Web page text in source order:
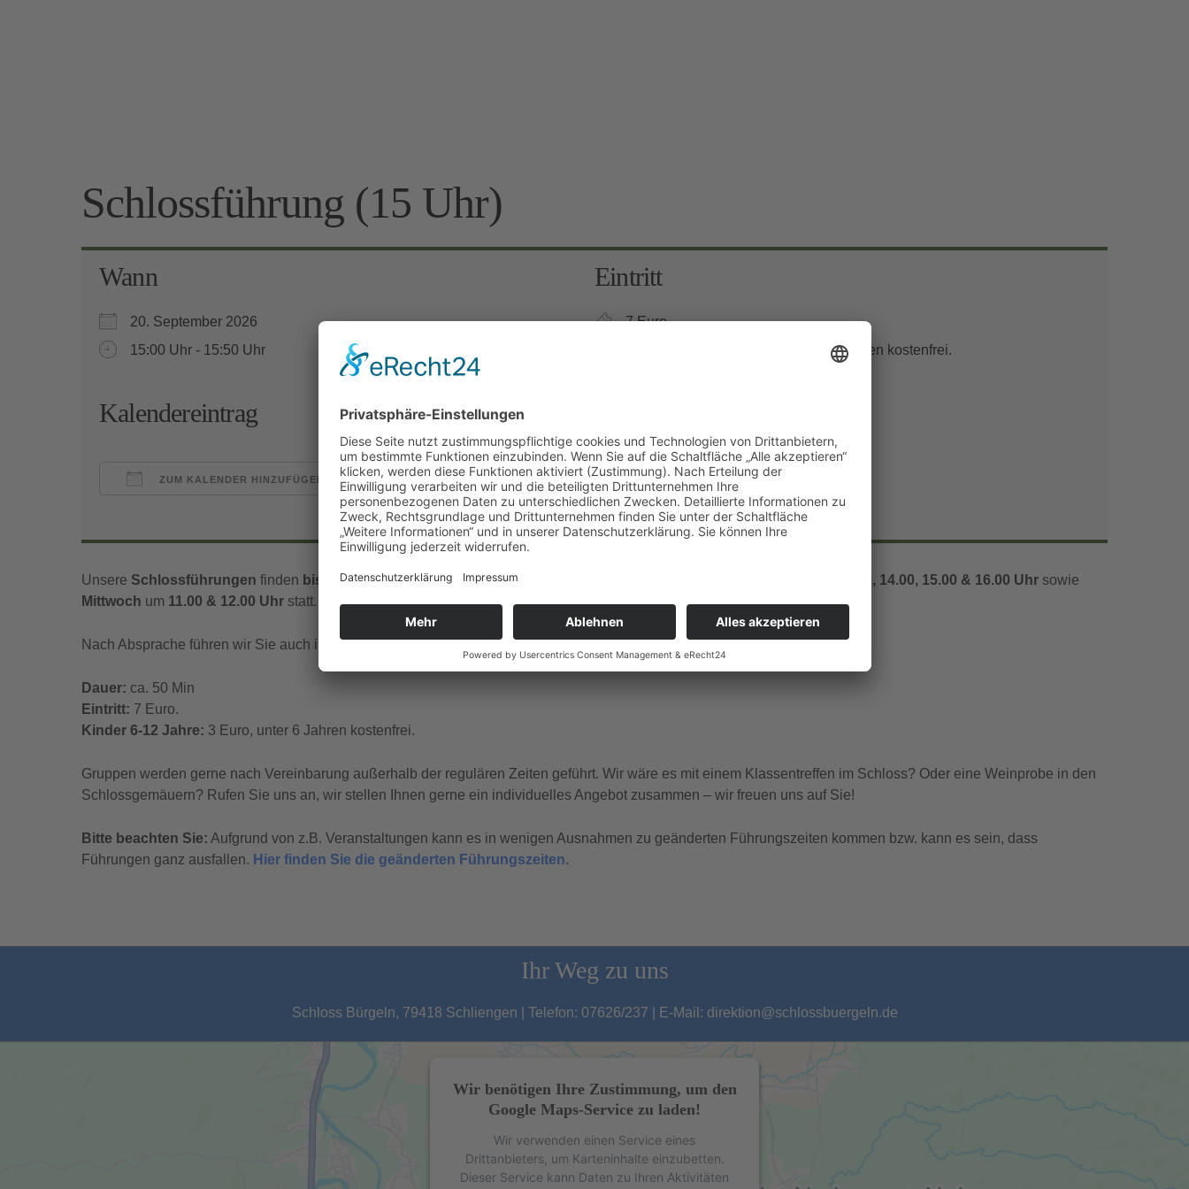
Schlossführung (15 Uhr)
Wann
20. September 2026
15:00 Uhr - 15:50 Uhr
Eintritt
7 Euro
Kinder 6-12 Jahre: 3 Euro, unter 6 Jahren kostenfrei.
Kalendereintrag
ZUM KALENDER HINZUFÜGEN
Google Kalender iCalendar
Unsere Schlossführungen finden bis Mitte November Dienstag, Donnerstag, Freitag, Samstag, Sonntag um 11.00, 12.00, 14.00, 15.00 & 16.00 Uhr sowie
Mittwoch um 11.00 & 12.00 Uhr statt.
Nach Absprache führen wir Sie auch in englischer und französischer Sprache.
Dauer: ca. 50 Min
Eintritt: 7 Euro.
Kinder 6-12 Jahre: 3 Euro, unter 6 Jahren kostenfrei.
Gruppen werden gerne nach Vereinbarung außerhalb der regulären Zeiten geführt. Wir wäre es mit einem Klassentreffen im Schloss? Oder eine Weinprobe in den
Schlossgemäuern? Rufen Sie uns an, wir stellen Ihnen gerne ein individuelles Angebot zusammen – wir freuen uns auf Sie!
Bitte beachten Sie: Aufgrund von z.B. Veranstaltungen kann es in wenigen Ausnahmen zu geänderten Führungszeiten kommen bzw. kann es sein, dass
Führungen ganz ausfallen. Hier finden Sie die geänderten Führungszeiten.
Ihr Weg zu uns
Schloss Bürgeln, 79418 Schliengen | Telefon: 07626/237 | E-Mail: direktion@schlossbuergeln.de
Wir benötigen Ihre Zustimmung, um den
Google Maps-Service zu laden!
Wir verwenden einen Service eines
Drittanbieters, um Karteninhalte einzubetten.
Dieser Service kann Daten zu Ihren Aktivitäten